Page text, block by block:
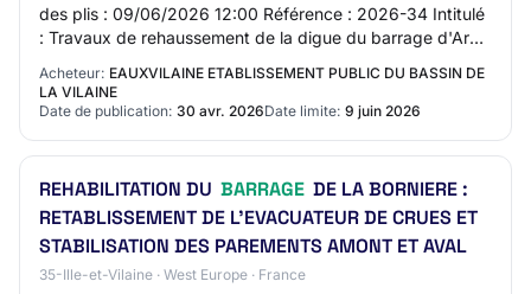
des plis : 09/06/2026 12:00 Référence : 2026-34 Intitulé
: Travaux de rehaussement de la digue du barrage d'Arzal
Acheteur: EAUXVILAINE ETABLISSEMENT PUBLIC DU BASSIN DE
LA VILAINE
Date de publication: 30 avr. 2026Date limite: 9 juin 2026
REHABILITATION DU BARRAGE DE LA BORNIERE :
RETABLISSEMENT DE L’EVACUATEUR DE CRUES ET
STABILISATION DES PAREMENTS AMONT ET AVAL
35-Ille-et-Vilaine · West Europe · France